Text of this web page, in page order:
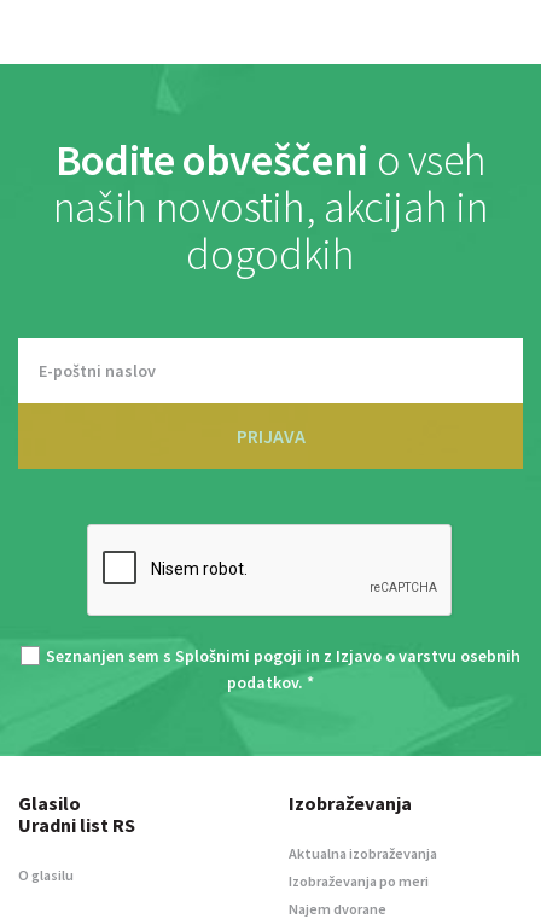
Bodite obveščeni o vseh
naših novostih, akcijah in
dogodkih
PRIJAVA
Seznanjen sem s Splošnimi pogoji in z Izjavo o varstvu osebnih
podatkov. *
Glasilo
Uradni list RS
O glasilu
Izobraževanja
Aktualna izobraževanja
Izobraževanja po meri
Najem dvorane